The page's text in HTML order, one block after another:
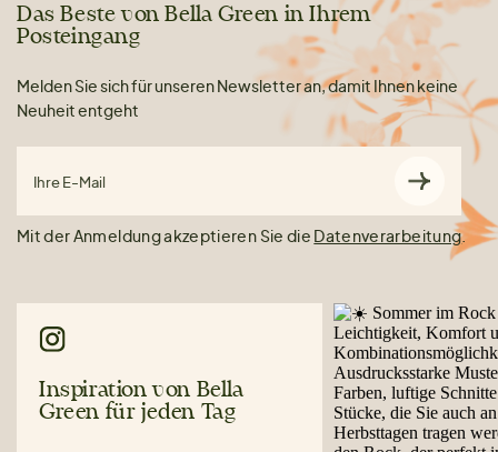
Das Beste von Bella Green in Ihrem
Posteingang
Melden Sie sich für unseren Newsletter an, damit Ihnen keine
Neuheit entgeht
Ihre E-Mail
Mit der Anmeldung akzeptieren Sie die Datenverarbeitung.
Inspiration von Bella
Green für jeden Tag